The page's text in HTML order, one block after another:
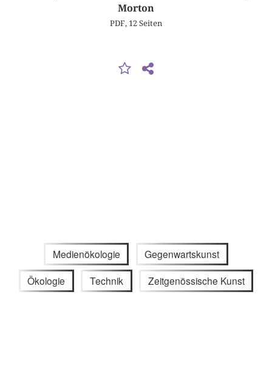
Morton
PDF, 12 Seiten
Medienökologie Gegenwartskunst
Ökologie Technik Zeitgenössische Kunst